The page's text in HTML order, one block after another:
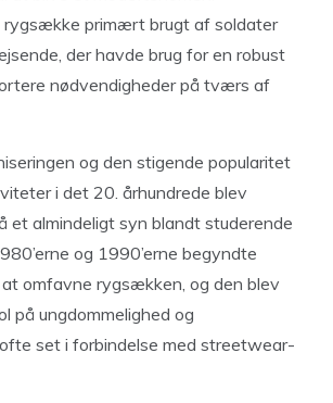
rygsække primært brugt af soldater
der havde brug for en robust
nødvendigheder på tværs af
og den stigende popularitet
i det 20. århundrede blev
et almindeligt syn blandt studerende
og 1990’erne begyndte
omfavne rygsækken, og den blev
på ungdommelighed og
set i forbindelse med streetwear-